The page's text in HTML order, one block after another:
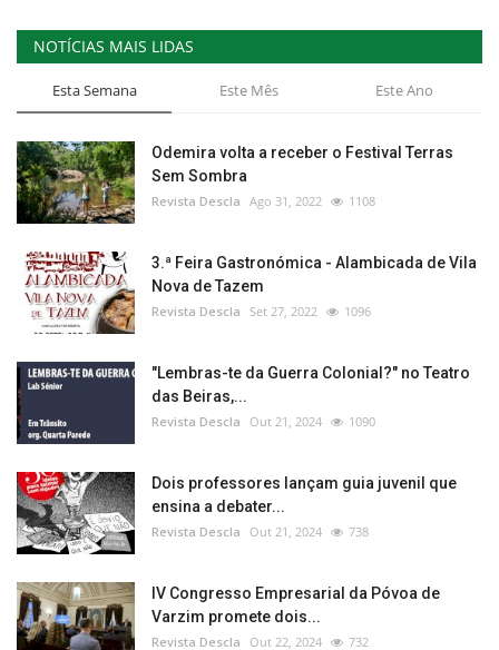
NOTÍCIAS MAIS LIDAS
Esta Semana Este Mês Este Ano
Odemira volta a receber o Festival Terras
Sem Sombra
Revista Descla Ago 31, 2022 1108
3.ª Feira Gastronómica - Alambicada de Vila
Nova de Tazem
Revista Descla Set 27, 2022 1096
"Lembras-te da Guerra Colonial?" no Teatro
das Beiras,...
Revista Descla Out 21, 2024 1090
Dois professores lançam guia juvenil que
ensina a debater...
Revista Descla Out 21, 2024 738
IV Congresso Empresarial da Póvoa de
Varzim promete dois...
Revista Descla Out 22, 2024 732